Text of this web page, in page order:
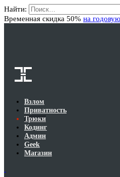
Найти:
Временная скидка 50% на
Взлом
Приватность
Трюки
Кодинг
Админ
Geek
Магазин